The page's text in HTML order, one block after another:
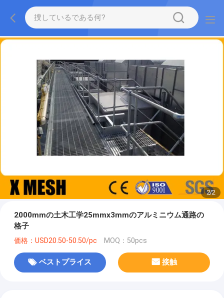
2/2
2000mmの土木工学25mmx3mmのアルミニウム通路の
格子
価格：USD20.50-50.50/pc MOQ：50pcs
ベストプライス 接触